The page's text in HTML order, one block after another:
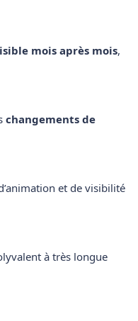
mois après mois,
changements de
et de visibilité
à très longue